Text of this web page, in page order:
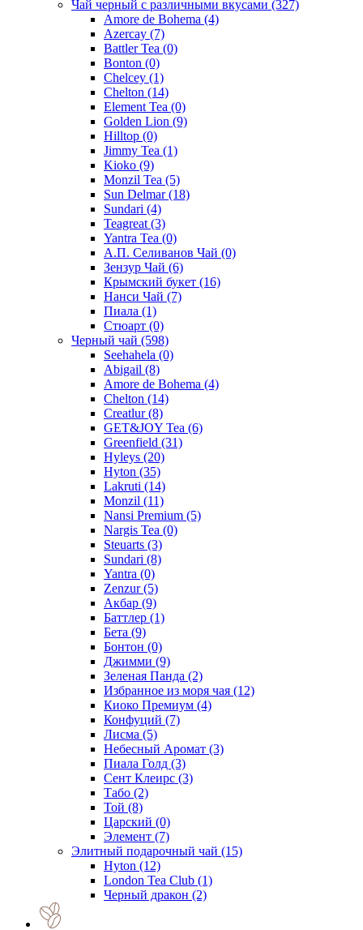
Чай черный с различными вкусами (327)
Amore de Bohema (4)
Azercay (7)
Battler Tea (0)
Bonton (0)
Chelcey (1)
Chelton (14)
Element Tea (0)
Golden Lion (9)
Hilltop (0)
Jimmy Tea (1)
Kioko (9)
Monzil Tea (5)
Sun Delmar(18)
Sundari (4)
Teagreat (3)
Yantra Tea (0)
А.П. Селиванов Чай (0)
Зензур Чай (6)
Крымский букет (16)
Нанси Чай (7)
Пиала (1)
Стюарт (0)
Черный чай (598)
Seehahela (0)
Abigail (8)
Amore de Bohema (4)
Chelton (14)
Creatlur(8)
GET&JOY Tea (6)
Greenfield (31)
Hyleys (20)
Hyton (35)
Lakruti (14)
Monzil (11)
Nansi Premium (5)
Nargis Tea (0)
Steuarts (3)
Sundari (8)
Yantra (0)
Zenzur(5)
Акбар (9)
Баттлер (1)
Бета (9)
Бонтон (0)
Джимми (9)
Зеленая Панда (2)
Избранное из моря чая (12)
Киоко Премиум (4)
Конфуций (7)
Лисма (5)
Небесный Аромат (3)
Пиала Голд (3)
Сент Клеирс (3)
Табо (2)
Той (8)
Царский (0)
Элемент (7)
Элитный подарочный чай (15)
Hyton (12)
London Tea Club (1)
Черный дракон (2)